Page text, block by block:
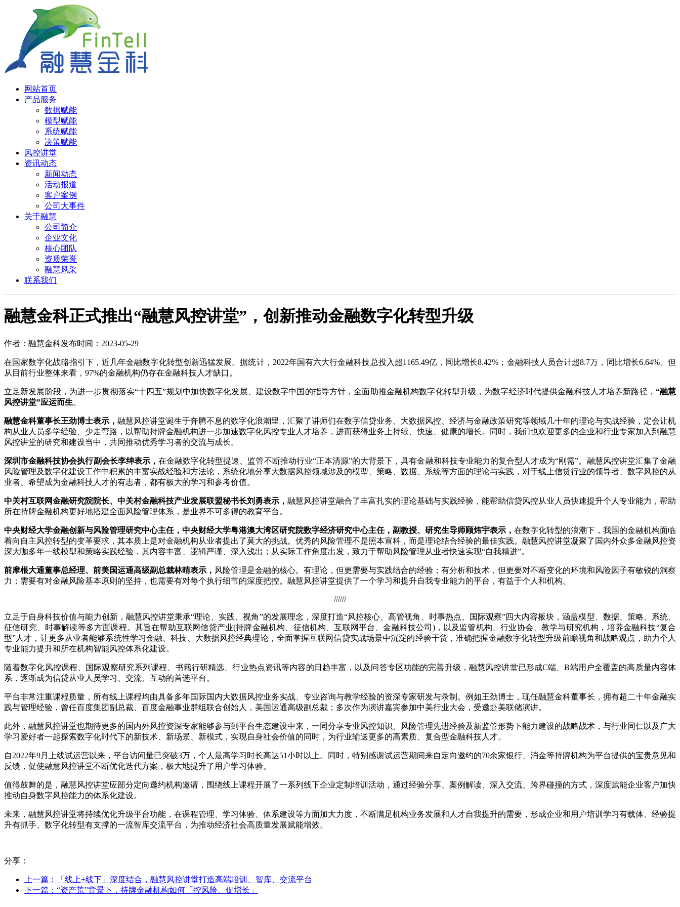
网站首页
产品服务
数据赋能
模型赋能
系统赋能
决策赋能
风控讲堂
资讯动态
新闻动态
活动报道
客户案例
公司大事件
关于融慧
公司简介
企业文化
核心团队
资质荣誉
融慧风采
联系我们
融慧金科正式推出“融慧风控讲堂”，创新推动金融数字化转型升级
作者：融慧金科发布时间：2023-05-29
在国家数字化战略指引下，近几年金融数字化转型创新迅猛发展。据统计，2022年国有六大行金融科技总投入超1165.49亿，同比增长8.42%；金融科技人员合计超8.7万，同比增长6.64%。但
从目前行业整体来看，97%的金融机构仍存在金融科技人才缺口。
立足新发展阶段，为进一步贯彻落实“十四五”规划中加快数字化发展、建设数字中国的指导方针，全面助推金融机构数字化转型升级，为数字经济时代提供金融科技人才培养新路径， “融慧
风控讲堂”应运而生。
融慧金科董事长王劲博士表示， 融慧风控讲堂诞生于奔腾不息的数字化浪潮里，汇聚了讲师们在数字信贷业务、大数据风控、经济与金融政策研究等领域几十年的理论与实战经验，定会让机
构从业人员多学经验、少走弯路，以帮助持牌金融机构进一步加速数字化风控专业人才培养，进而获得业务上持续、快速、健康的增长。同时，我们也欢迎更多的企业和行业专家加入到融慧
风控讲堂的研究和建设当中，共同推动优秀学习者的交流与成长。
深圳市金融科技协会执行副会长李绅表示， 在金融数字化转型提速、监管不断推动行业“正本清源”的大背景下，具有金融和科技专业能力的复合型人才成为“刚需”。融慧风控讲堂汇集了金融
风险管理及数字化建设工作中积累的丰富实战经验和方法论，系统化地分享大数据风控领域涉及的模型、策略、数据、系统等方面的理论与实践，对于线上信贷行业的领导者、数字风控的从
业者、希望成为金融科技人才的有志者，都有极大的学习和参考价值。
中关村互联网金融研究院院长、中关村金融科技产业发展联盟秘书长刘勇表示， 融慧风控讲堂融合了丰富扎实的理论基础与实践经验，能帮助信贷风控从业人员快速提升个人专业能力，帮助
所在持牌金融机构更好地搭建全面风险管理体系，是业界不可多得的教育平台。
中央财经大学金融创新与风险管理研究中心主任，中央财经大学粤港澳大湾区研究院数字经济研究中心主任，副教授、研究生导师顾炜宇表示， 在数字化转型的浪潮下，我国的金融机构面临
着向自主风控转型的变革要求，其本质上是对金融机构从业者提出了莫大的挑战。优秀的风险管理不是照本宣科，而是理论结合经验的最佳实践。融慧风控讲堂凝聚了国内外众多金融风控资
深大咖多年一线模型和策略实践经验，其内容丰富、逻辑严谨、深入浅出；从实际工作角度出发，致力于帮助风险管理从业者快速实现“自我精进”。
前摩根大通董事总经理、前美国运通高级副总裁林晴表示， 风险管理是金融的核心。有理论，但更需要与实践结合的经验；有分析和技术，但更要对不断变化的环境和风险因子有敏锐的洞察
力；需要有对金融风险基本原则的坚持，也需要有对每个执行细节的深度把控。融慧风控讲堂提供了一个学习和提升自我专业能力的平台，有益于个人和机构。
//////
立足于自身科技价值与能力创新，融慧风控讲堂秉承“理论、实践、视角”的发展理念，深度打造“风控核心、高管视角、时事热点、国际观察”四大内容板块，涵盖模型、数据、策略、系统、
征信研究、时事解读等多方面课程。其旨在帮助互联网信贷产业(持牌金融机构、征信机构、互联网平台、金融科技公司)，以及监管机构、行业协会、教学与研究机构，培养金融科技“复合
型”人才，让更多从业者能够系统性学习金融、科技、大数据风控经典理论，全面掌握互联网信贷实战场景中沉淀的经验干货，准确把握金融数字化转型升级前瞻视角和战略观点，助力个人
专业能力提升和所在机构智能风控体系化建设。
随着数字化风控课程、国际观察研究系列课程、书籍行研精选、行业热点资讯等内容的日趋丰富，以及问答专区功能的完善升级，融慧风控讲堂已形成C端、B端用户全覆盖的高质量内容体
系，逐渐成为信贷从业人员学习、交流、互动的首选平台。
平台非常注重课程质量，所有线上课程均由具备多年国际国内大数据风控业务实战、专业咨询与教学经验的资深专家研发与录制。例如王劲博士，现任融慧金科董事长，拥有超二十年金融实
践与管理经验，曾任百度集团副总裁、百度金融事业群组联合创始人，美国运通高级副总裁；多次作为演讲嘉宾参加中美行业大会，受邀赴美联储演讲。
此外，融慧风控讲堂也期待更多的国内外风控资深专家能够参与到平台生态建设中来，一同分享专业风控知识、风险管理先进经验及新监管形势下能力建设的战略战术，与行业同仁以及广大
学习爱好者一起探索数字化时代下的新技术、新场景、新模式，实现自身社会价值的同时，为行业输送更多的高素质、复合型金融科技人才。
自2022年9月上线试运营以来，平台访问量已突破3万，个人最高学习时长高达51小时以上。同时，特别感谢试运营期间来自定向邀约的70余家银行、消金等持牌机构为平台提供的宝贵意见和
反馈，促使融慧风控讲堂不断优化迭代方案，极大地提升了用户学习体验。
值得鼓舞的是，融慧风控讲堂应部分定向邀约机构邀请，围绕线上课程开展了一系列线下企业定制培训活动，通过经验分享、案例解读、深入交流、跨界碰撞的方式，深度赋能企业客户加快
推动自身数字风控能力的体系化建设。
未来，融慧风控讲堂将持续优化升级平台功能，在课程管理、学习体验、体系建设等方面加大力度，不断满足机构业务发展和人才自我提升的需要，形成企业和用户培训学习有载体、经验提
升有抓手、数字化转型有支撑的一流智库交流平台，为推动经济社会高质量发展赋能增效。
分享：
上一篇：「线上+线下」深度结合，融慧风控讲堂打造高端培训、智库、交流平台
下一篇：“资产荒”背景下，持牌金融机构如何「控风险、促增长」